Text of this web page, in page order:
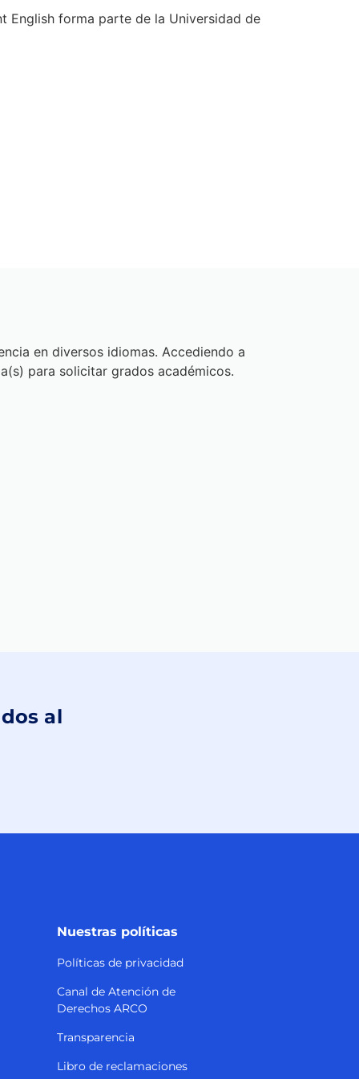
para solicitar grados académicos.
Nuestras políticas
Políticas de privacidad
Derechos ARCO
Transparencia